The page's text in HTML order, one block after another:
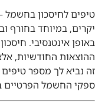
טיפים לחיסכון בחשמל
יקרים, במיוחד בחורף
באופן אינטנסיבי.
ההוצאות החודשיות,
זה נביא לך מספר
ספקי החשמל הפרטיים